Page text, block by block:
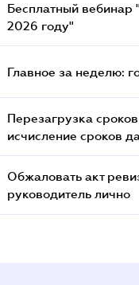
Бесплатный вебинар
2026 году"
Главное за неделю:
Перезагрузка
исчисление сроков
Обжаловать акт
руководитель лично